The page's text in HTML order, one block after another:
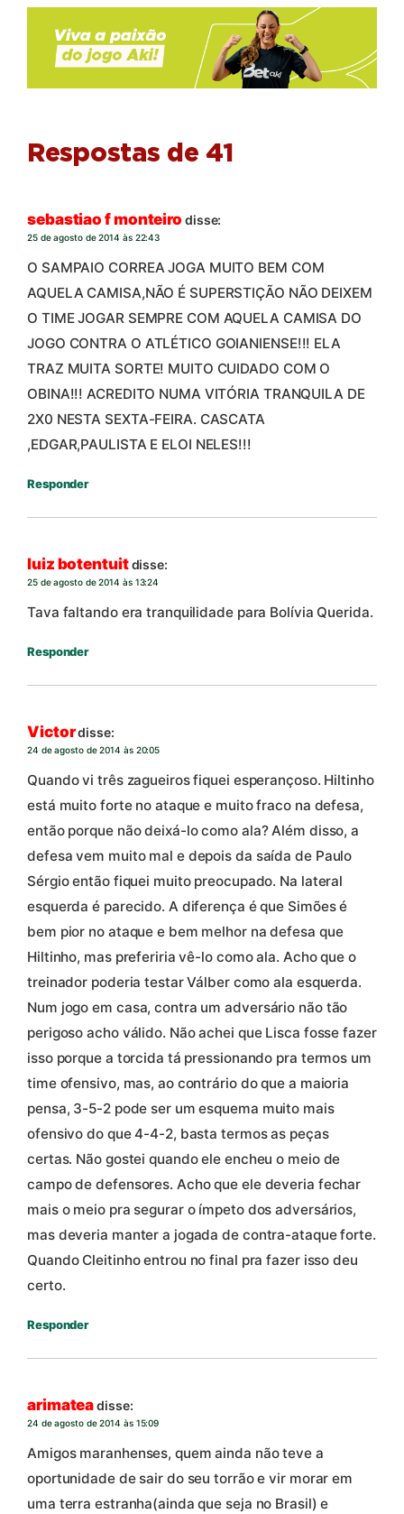
Respostas de 41
sebastiao f monteiro disse:
25 de agosto de 2014 às 22:43
O SAMPAIO CORREA JOGA MUITO BEM COM
AQUELA CAMISA,NÃO É SUPERSTIÇÃO NÃO DEIXEM
O TIME JOGAR SEMPRE COM AQUELA CAMISA DO
JOGO CONTRA O ATLÉTICO GOIANIENSE!!! ELA
TRAZ MUITA SORTE! MUITO CUIDADO COM O
OBINA!!! ACREDITO NUMA VITÓRIA TRANQUILA DE
2X0 NESTA SEXTA-FEIRA. CASCATA
,EDGAR,PAULISTA E ELOI NELES!!!
Responder
luiz botentuitdisse:
25 de agosto de 2014 às 13:24
Tava faltando era tranquilidade para Bolívia Querida.
Responder
Victordisse:
24 de agosto de 2014 às 20:05
Quando vi três zagueiros fiquei esperançoso. Hiltinho
está muito forte no ataque e muito fraco na defesa,
então porque não deixá-lo como ala? Além disso, a
defesa vem muito mal e depois da saída de Paulo
Sérgio então fiquei muito preocupado. Na lateral
esquerda é parecido. A diferença é que Simões é
bem pior no ataque e bem melhor na defesa que
Hiltinho, mas preferiria vê-lo como ala. Acho que o
treinador poderia testar Válber como ala esquerda.
Num jogo em casa, contra um adversário não tão
perigoso acho válido. Não achei que Lisca fosse fazer
isso porque a torcida tá pressionando pra termos um
time ofensivo, mas, ao contrário do que a maioria
pensa, 3-5-2 pode ser um esquema muito mais
ofensivo do que 4-4-2, basta termos as peças
certas. Não gostei quando ele encheu o meio de
campo de defensores. Acho que ele deveria fechar
mais o meio pra segurar o ímpeto dos adversários,
mas deveria manter a jogada de contra-ataque forte.
Quando Cleitinho entrou no final pra fazer isso deu
certo.
Responder
arimateadisse:
24 de agosto de 2014 às 15:09
Amigos maranhenses, quem ainda não teve a
oportunidade de sair do seu torrão e vir morar em
uma terra estranha(ainda que seja no Brasil) e